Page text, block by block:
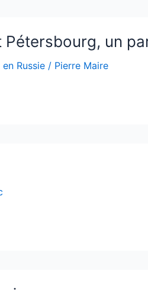
Pétersbourg, un
en Russie / Pierre Maire